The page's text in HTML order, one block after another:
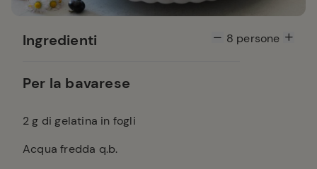
Ingredienti 8 persone
Per la bavarese
2g di gelatina in fogli
Acqua fredda q.b.